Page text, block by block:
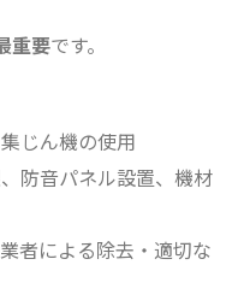
重要です。
じん機の使用
防音パネル設置、機材
者による除去・適切な